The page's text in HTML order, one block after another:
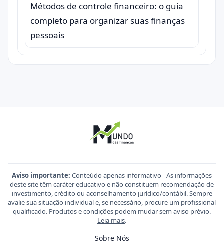
Métodos de controle financeiro: o guia
completo para organizar suas finanças
pessoais
Aviso importante: Conteúdo apenas informativo - As informações
deste site têm caráter educativo e não constituem recomendação de
investimento, crédito ou aconselhamento jurídico/contábil. Sempre
avalie sua situação individual e, se necessário, procure um profissional
qualificado. Produtos e condições podem mudar sem aviso prévio.
Leia mais.
Sobre Nós